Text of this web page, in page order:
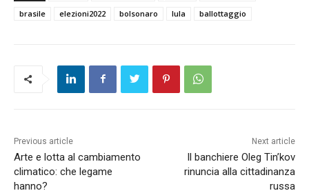
brasile
elezioni2022 bolsonaro lula ballottaggio
Previous article
Arte e lotta al cambiamento
climatico: che legame
hanno?
Next article
Il banchiere Oleg Tin’kov
rinuncia alla cittadinanza
russa